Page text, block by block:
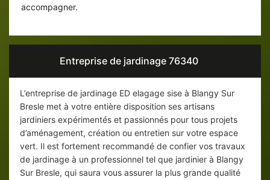
accompagner.
Entreprise de jardinage 76340
L’entreprise de jardinage ED elagage sise à Blangy Sur
Bresle met à votre entière disposition ses artisans
jardiniers expérimentés et passionnés pour tous projets
d’aménagement, création ou entretien sur votre espace
vert. Il est fortement recommandé de confier vos travaux
de jardinage à un professionnel tel que jardinier à Blangy
Sur Bresle, qui saura vous assurer la plus grande qualité